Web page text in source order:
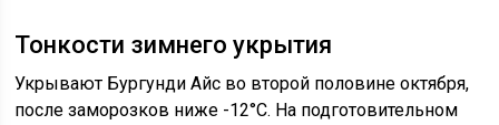
Тонкости зимнего укрытия
Укрывают Бургунди Айс во второй половине октября,
после заморозков ниже -12°С. На подготовительном